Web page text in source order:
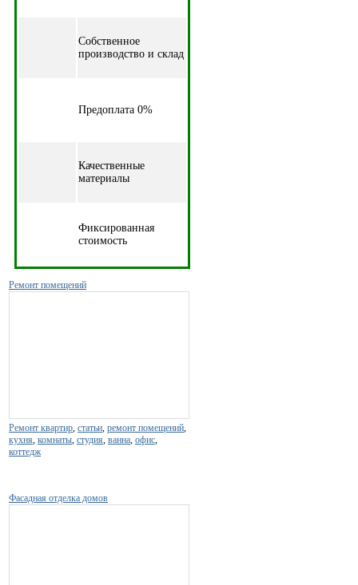
Собственное
производство и склад
Предоплата 0%
Качественные
материалы
Фиксированная
стоимость
Ремонт помещений
Ремонт квартир, статьи, ремонт помещений,
кухня, комнаты, студия, ванна, офис,
коттедж
Фасадная отделка домов